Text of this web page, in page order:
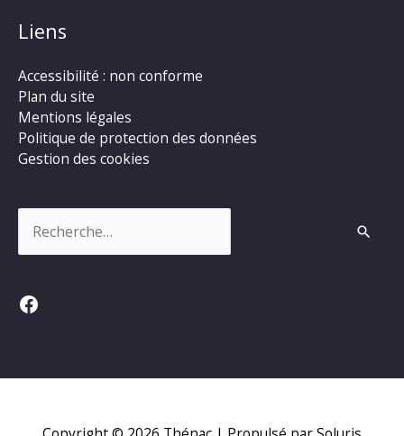
Liens
Accessibilité : non conforme
Plan du site
Mentions légales
Politique de protection des données
Gestion des cookies
Facebook